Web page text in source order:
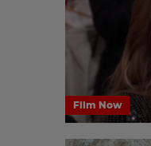
Film Now